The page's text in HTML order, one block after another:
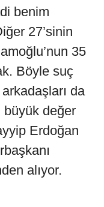
benim
27’sinin
35
Böyle suç
da
değer
Erdoğan
alıyor.